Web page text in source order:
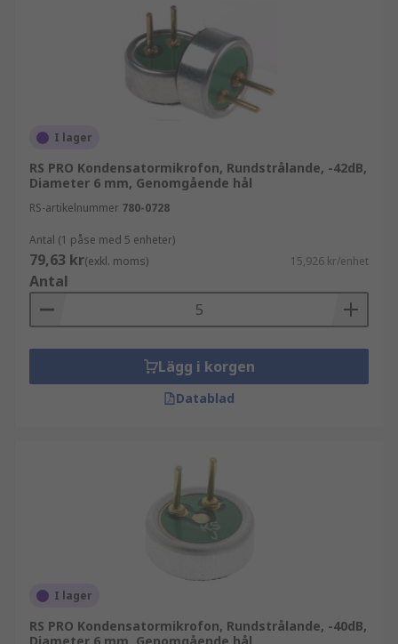
I lager
RS PRO Kondensatormikrofon, Rundstrålande, -42dB,
Diameter 6 mm, Genomgående hål
RS-artikelnummer 780-0728
Antal (1 påse med 5 enheter)
79,63 kr(exkl. moms) 15,926 kr/enhet
Antal
Lägg i korgen
Datablad
I lager
RS PRO Kondensatormikrofon, Rundstrålande, -40dB,